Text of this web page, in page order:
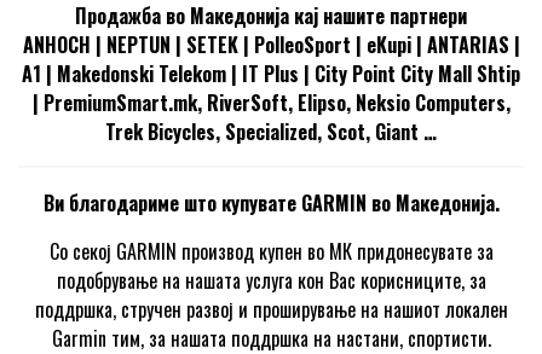
Продажба во Македонија кај нашите партнери
ANHOCH | NEPTUN | SETEK | PolleoSport | eKupi| ANTARIAS |
A1 | Makedonski Telekom | IT Plus | City Point City Mall Shtip
| PremiumSmart.mk, RiverSoft, Elipso, Neksio Computers,
Trek Bicycles, Specialized, Scot, Giant …
Ви благодариме што купувате GARMIN во Македонија.
Со секој GARMIN производ купен во МК придонесувате за
подобрување на нашата услуга кон Вас корисниците, за
поддршка, стручен развој и проширување на нашиот локален
Garmin тим, за нашата поддршка на настани, спортисти.